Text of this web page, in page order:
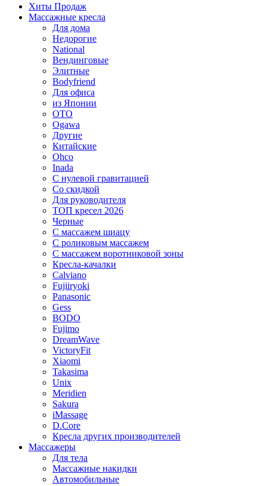
Хиты Продаж
Массажные кресла
Для дома
Недорогие
National
Вендинговые
Элитные
Bodyfriend
Для офиса
из Японии
OTO
Ogawa
Другие
Китайские
Ohco
Inada
С нулевой гравитацией
Со скидкой
Для руководителя
ТОП кресел 2026
Черные
С массажем шиацу
С роликовым массажем
С массажем воротниковой зоны
Кресла-качалки
Calviano
Fujiiryoki
Panasonic
Gess
BODO
Fujimo
DreamWave
VictoryFit
Xiaomi
Takasima
Unix
Meridien
Sakura
iMassage
D.Core
Кресла других производителей
Массажеры
Для тела
Массажные накидки
Автомобильные